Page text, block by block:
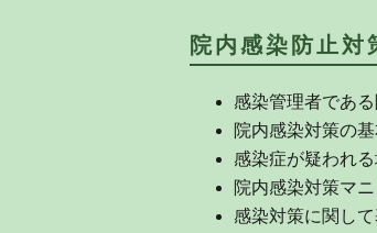
院内感染防止対
感染管理者であ
院内感染対策の
感染症が疑われ
院内感染対策マ
感染対策に関し